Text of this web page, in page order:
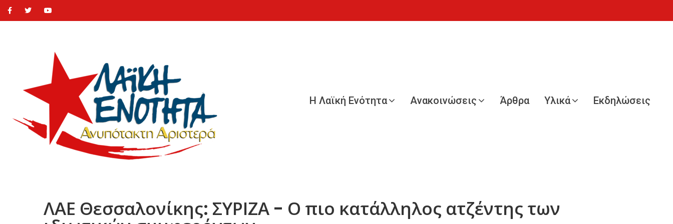
Η Λαϊκή Ενότητα Ανακοινώσεις Άρθρα Υλικά Εκδηλώσεις
ΛΑΕ Θεσσαλονίκης: ΣΥΡΙΖΑ - Ο πιο κατάλληλος ατζέντης των